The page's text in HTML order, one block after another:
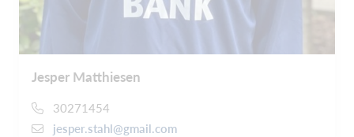
Jesper Matthiesen
30271454
jesper.stahl@gmail.com